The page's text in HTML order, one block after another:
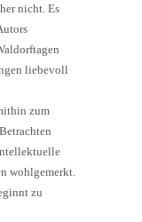
nicht. Es
liebevoll
zum
wohlgemerkt.
zu